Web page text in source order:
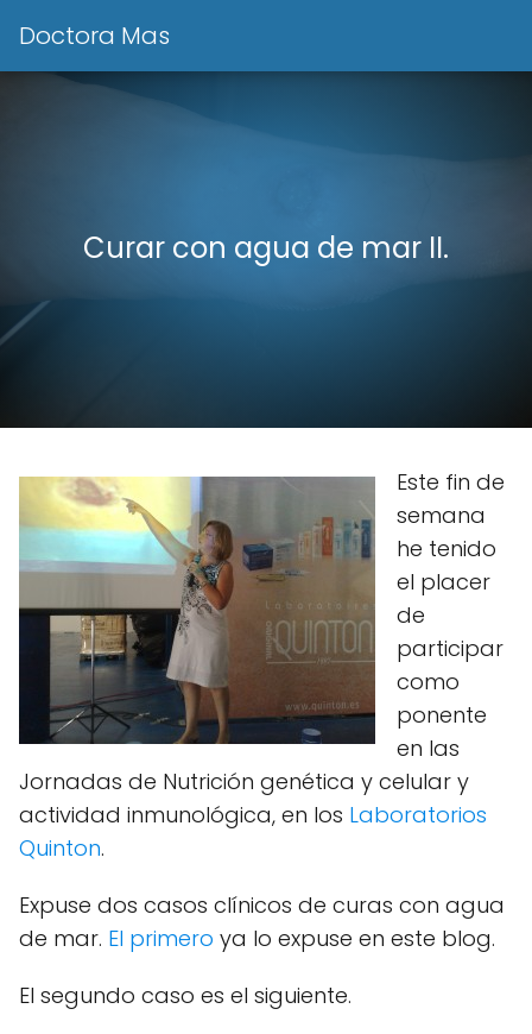
Doctora Mas
Curar con agua de mar II.
Este fin de
semana
he tenido
el placer
de
participar
como
ponente
en las
Jornadas de Nutrición genética y celular y
actividad inmunológica, en los Laboratorios
Quinton.
Expuse dos casos clínicos de curas con agua
de mar. El primero ya lo expuse en este blog.
El segundo caso es el siguiente.